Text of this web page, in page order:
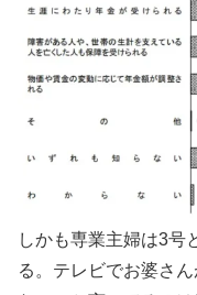
しかも専業主婦は3号
る。テレビでお婆さ